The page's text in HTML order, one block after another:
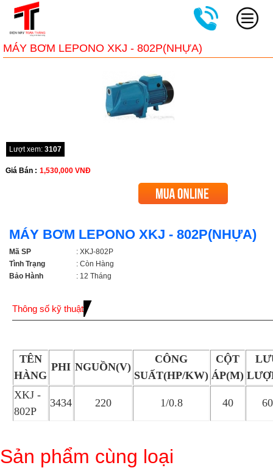
MÁY BƠM LEPONO XKJ - 802P(NHỰA)
Lượt xem: 3107
Giá Bán : 1,530,000 VNĐ
MÁY BƠM LEPONO XKJ - 802P(NHỰA)
Mã SP
: XKJ-802P
Tình Trạng
: Còn Hàng
Bảo Hành
: 12 Tháng
Thông số kỹ thuật
TÊN
HÀNG
PHI NGUỒN(V)
CÔNG
SUẤT(HP/KW)
CỘT
ÁP(M)
XKJ -
802P
3434 220 1/0.8 40 60
Sản phẩm cùng loại